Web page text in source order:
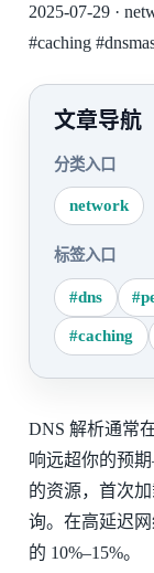
2025-07-29·
#caching
文章导航
分类入口
network
标签入口
#dns
#caching
DNS 解析通常
响远超你的预
的资源，首次
询。在高延迟
的 10%–15%。